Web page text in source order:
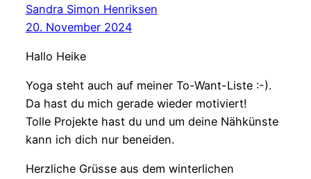
Sandra Simon Henriksen
20. November 2024
Hallo Heike
Yoga steht auch auf meiner To-Want-Liste :-).
Da hast du mich gerade wieder motiviert!
Tolle Projekte hast du und um deine Nähkünste
kann ich dich nur beneiden.
Herzliche Grüsse aus dem winterlichen